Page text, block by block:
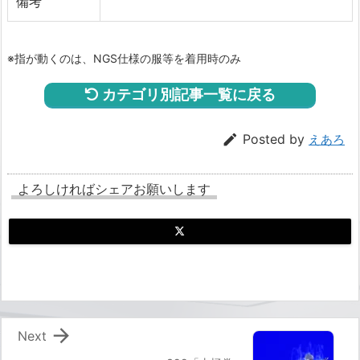
※指が動くのは、NGS仕様の服等を着用時のみ
カテゴリ別記事一覧に戻る
 Posted by えあろ
よろしければシェアお願いします

Next